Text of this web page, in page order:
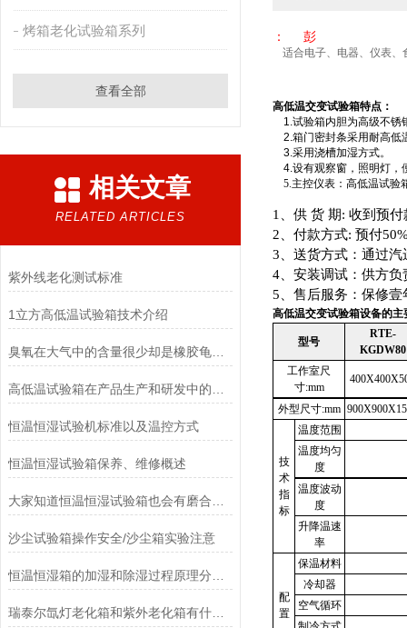
烤箱老化试验箱系列
查看全部
相关文章
RELATED ARTICLES
紫外线老化测试标准
1立方高低温试验箱技术介绍
臭氧在大气中的含量很少却是橡胶龟裂的主要因素_臭氧老化试验箱
恒温恒湿试验机标准以及温控方式
恒温恒湿试验箱保养、维修概述
沙尘试验箱操作安全/沙尘箱实验注意
瑞泰尔氙灯老化箱和紫外老化箱有什么区别？
： 彭
适合电子、电器、仪表
高低温交变试验箱特点：
1.试验箱内胆为高级不锈
2.箱门密封条采用耐高低
3.采用浇槽加湿方式。
4.设有观察窗，照明灯，
5.主控仪表：高低温试验
1 、供 货 期: 收到预付
2 、付款方式: 预付
3 、送货方式：通过
4 、安装调试：供方
5 、售后服务：保修
高低温交变试验箱设备的主
型号
RTE-
KGDW80
工作室尺
寸:mm
外型尺寸:mm
技
术
指
标
温度范围
温度均匀
度
温度波动
度
升降温速
率
配
置
保温材料
冷却器
空气循环